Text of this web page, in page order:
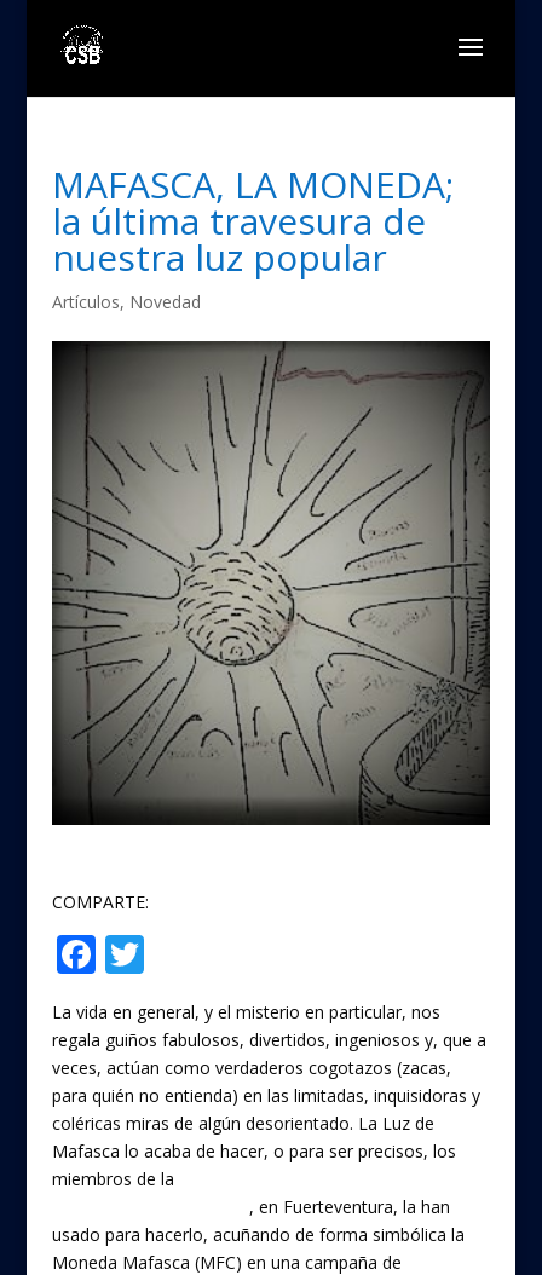
MAFASCA, LA MONEDA;
la última travesura de
nuestra luz popular
Artículos, Novedad
COMPARTE:
F
ac
e
b
o
o
k
T
itt
er
La vida en general, y el misterio en particular, nos
regala guiños fabulosos, divertidos, ingeniosos y, que a
veces, actúan como verdaderos cogotazos (zacas,
para quién no entienda) en las limitadas, inquisidoras y
coléricas miras de algún desorientado. La Luz de
Mafasca lo acaba de hacer, o para ser precisos, los
miembros de la
, en Fuerteventura, la han
usado para hacerlo, acuñando de forma simbólica la
Moneda Mafasca (MFC) en una campaña de